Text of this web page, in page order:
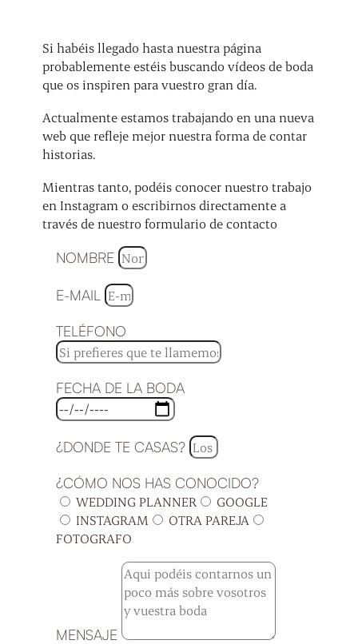
Si habéis llegado hasta nuestra página
probablemente estéis buscando vídeos de boda
que os inspiren para vuestro gran día.
Actualmente estamos trabajando en una nueva
web que refleje mejor nuestra forma de contar
historias.
Mientras tanto, podéis conocer nuestro trabajo
en Instagram o escribirnos directamente a
través de nuestro formulario de contacto
NOMBRE
E-MAIL
TELÉFONO
FECHA DE LA BODA
¿DONDE TE CASAS?
¿CÓMO NOS HAS CONOCIDO?
WEDDING PLANNER
GOOGLE
INSTAGRAM
OTRA PAREJA
FOTOGRAFO
MENSAJE